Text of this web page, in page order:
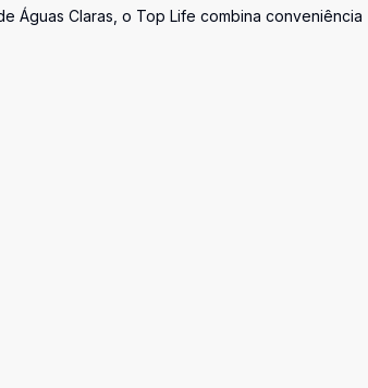
Águas Claras, o Top Life combina conveniência